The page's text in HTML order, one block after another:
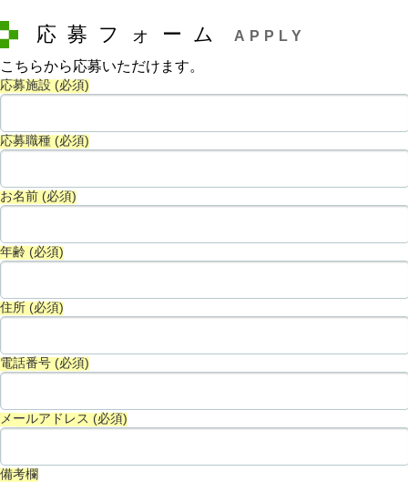
応募フォーム
APPLY
こちらから応募いただけます。
応募施設 (必須)
応募職種 (必須)
お名前 (必須)
年齢 (必須)
住所 (必須)
電話番号 (必須)
メールアドレス (必須)
備考欄